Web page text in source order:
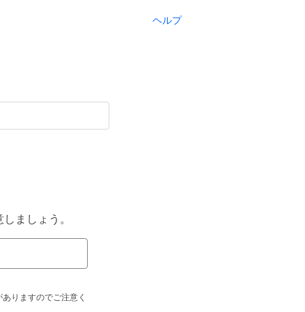
ヘルプ
ましょう。
りますのでご注意く